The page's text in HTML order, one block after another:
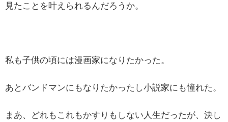
見たことを叶えられるんだろうか。
私も子供の頃には漫画家になりたかった。
あとバンドマンにもなりたかったし小説家にも憧れた。
まあ、どれもこれもかすりもしない人生だったが、決し